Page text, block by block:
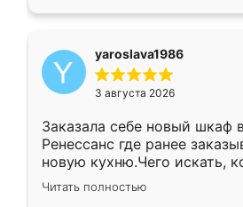
yaroslava1986
3 августа 2026
Заказала себе новый шкаф
Ренессанс где ранее
новую кухню.Чего искать,
вполне довольна. Служит
два года, нареканий нет.
Читать полностью